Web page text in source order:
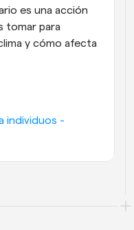
es una acción
tomar para
y cómo afecta
individuos -